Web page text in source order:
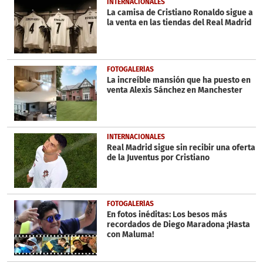
minute,
10
seconds
INTERNACIONALES
La camisa de Cristiano Ronaldo sigue a
la venta en las tiendas del Real Madrid
FOTOGALERÍAS
La increíble mansión que ha puesto en
venta Alexis Sánchez en Manchester
INTERNACIONALES
Real Madrid sigue sin recibir una oferta
de la Juventus por Cristiano
FOTOGALERÍAS
En fotos inéditas: Los besos más
recordados de Diego Maradona ¡Hasta
con Maluma!